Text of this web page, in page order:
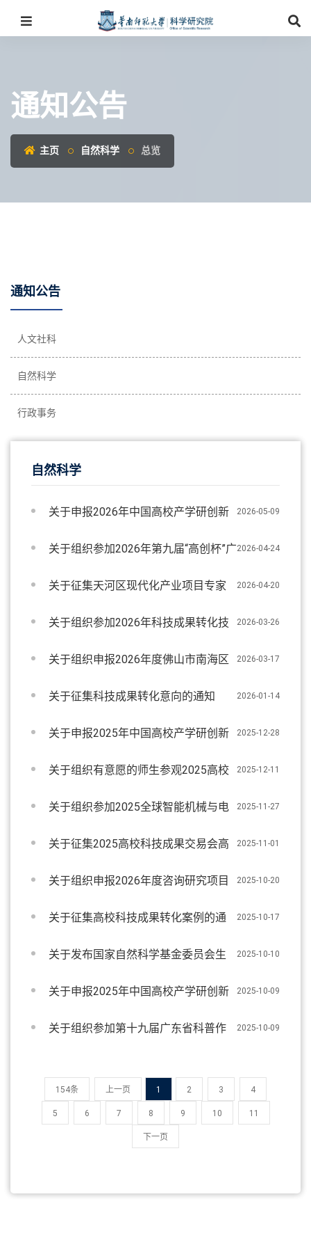
通知公告
主页 自然科学 总览
通知公告
人文社科
自然科学
行政事务
自然科学
2026-05-09
关于申报2026年中国高校产学研创新
2026-04-24
关于组织参加2026年第九届“高创杯”广
2026-04-20
关于征集天河区现代化产业项目专家
2026-03-26
关于组织参加2026年科技成果转化技
2026-03-17
关于组织申报2026年度佛山市南海区
2026-01-14
关于征集科技成果转化意向的通知
2025-12-28
关于申报2025年中国高校产学研创新
2025-12-11
关于组织有意愿的师生参观2025高校
2025-11-27
关于组织参加2025全球智能机械与电
2025-11-01
关于征集2025高校科技成果交易会高
2025-10-20
关于组织申报2026年度咨询研究项目
2025-10-17
关于征集高校科技成果转化案例的通
2025-10-10
关于发布国家自然科学基金委员会生
通告
2025-10-09
关于申报2025年中国高校产学研创新
2025-10-09
关于组织参加第十九届广东省科普作
154条 上一页 1 2 3 4
5 6 7 8 9 10 11
下一页